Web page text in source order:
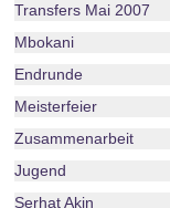
Transfers Mai 2007
Mbokani
Endrunde
Meisterfeier
Zusammenarbeit
Jugend
Serhat Akin